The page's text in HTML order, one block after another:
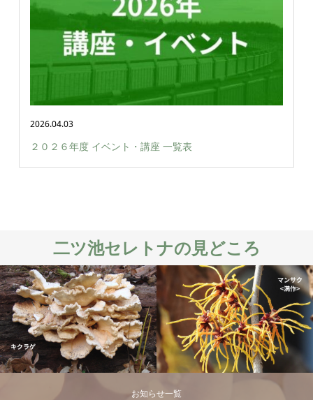
2026.04.03
２０２６年度 イベント・講座 一覧表
二ツ池セレトナの見どころ
お知らせ一覧